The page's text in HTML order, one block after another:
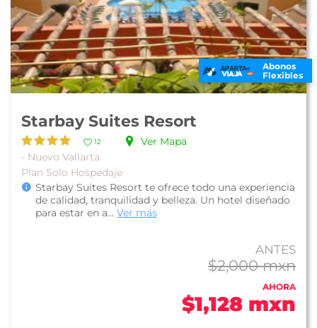
Abonos
Flexibles
Starbay Suites Resort
12
Ver Mapa
- Nuevo Vallarta
Plan Solo Hospedaje
Starbay Suites Resort te ofrece todo una experiencia
de calidad, tranquilidad y belleza. Un hotel diseñado
para estar en a... Ver más
ANTES
$2,000 mxn
AHORA
$1,128 mxn